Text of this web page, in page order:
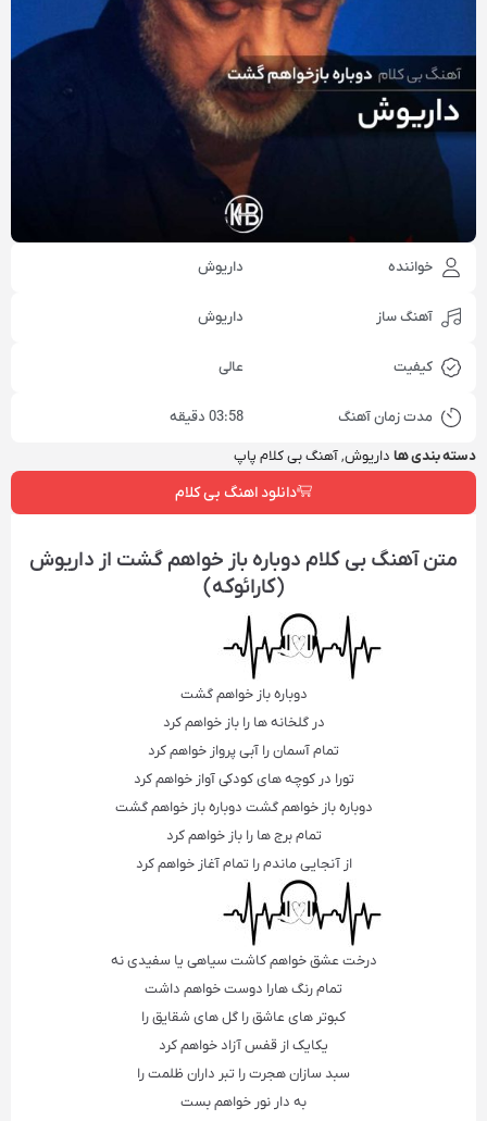
خواننده داریوش
آهنگ ساز داریوش
کیفیت عالی
مدت زمان آهنگ 03:58 دقیقه
دسته بندی ها داریوش,آهنگ بی کلام پاپ
دانلود اهنگ بی کلام
متن آهنگ بی کلام دوباره باز خواهم گشت از داریوش
(کارائوکه)
دوباره باز خواهم گشت
در گلخانه ها را باز خواهم کرد
تمام آسمان را آبی پرواز خواهم کرد
تورا در کوچه های کودکی آواز خواهم کرد
دوباره باز خواهم گشت دوباره باز خواهم گشت
تمام برج ها را باز خواهم کرد
از آنجایی ماندم را تمام آغاز خواهم کرد
درخت عشق خواهم کاشت سیاهی یا سفیدی نه
تمام رنگ هارا دوست خواهم داشت
کبوتر های عاشق را گل های شقایق را
یکایک از قفس آزاد خواهم کرد
سبد سازان هجرت را تبر داران ظلمت را
به دار نور خواهم بست